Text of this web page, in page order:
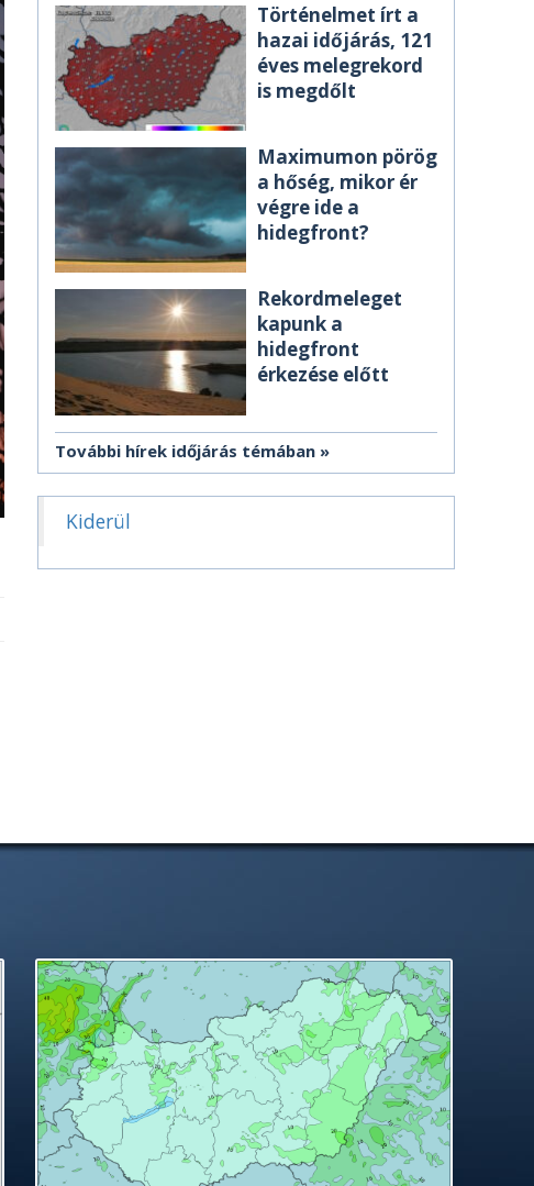
Történelmet írt a
hazai időjárás, 121
éves melegrekord
is megdőlt
Maximumon pörög
a hőség, mikor ér
végre ide a
hidegfront?
Rekordmeleget
kapunk a
hidegfront
érkezése előtt
További hírek időjárás témában
Kiderül